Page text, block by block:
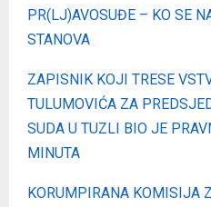
PR(LJ)AVOSUĐE – KO SE
STANOVA
ZAPISNIK KOJI TRESE
TULUMOVIĆA ZA
SUDA U TUZLI BIO JE
MINUTA
KORUMPIRANA KOMISIJA